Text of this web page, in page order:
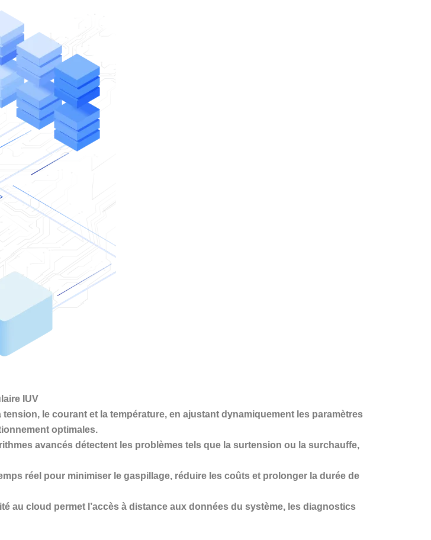
IUV
le courant et la température, en ajustant dynamiquement les paramètres
optimales.
avancés détectent les problèmes tels que la surtension ou la surchauffe,
réel pour minimiser le gaspillage, réduire les coûts et prolonger la durée de
au cloud permet l’accès à distance aux données du système, les diagnostics